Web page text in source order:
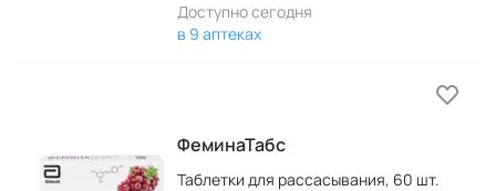
Доступно сегодня
в 9 аптеках
ФеминаТабс
Таблетки для рассасывания, 60 шт.